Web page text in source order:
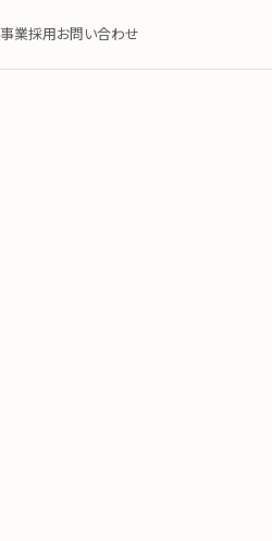
事業採用お問い合わせ